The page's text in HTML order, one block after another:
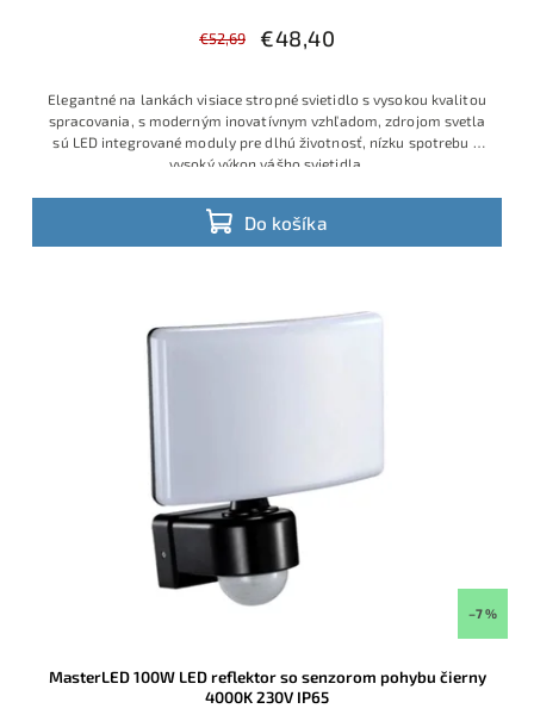
€52,69 €48,40
Do košíka
Elegantné na lankách visiace stropné svietidlo s vysokou kvalitou
spracovania, s moderným inovatívnym vzhľadom, zdrojom svetla
sú LED integrované moduly pre dlhú životnosť, nízku spotrebu a
vysoký výkon vášho svietidla.
–7 %
MasterLED 100W LED reflektor so senzorom pohybu čierny
4000K 230V IP65